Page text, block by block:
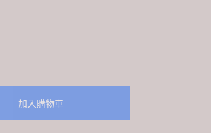
加入購物車